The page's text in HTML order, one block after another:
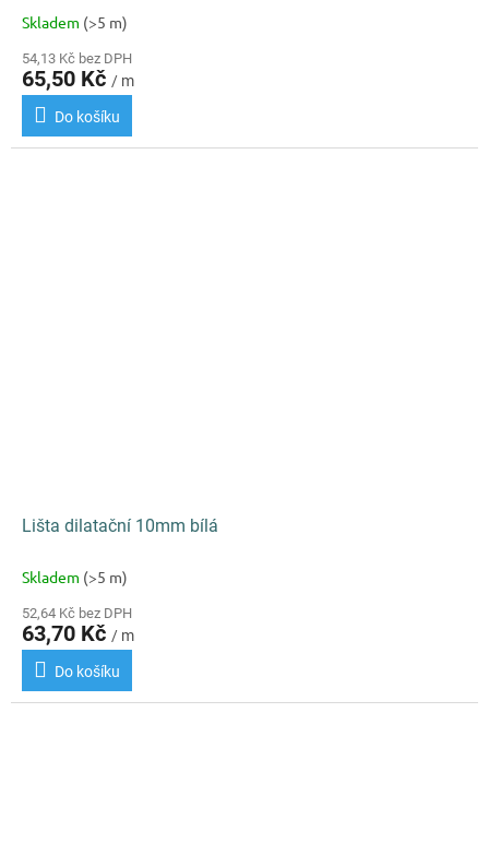
Skladem (>5 m)
54,13 Kč bez DPH
65,50 Kč / m
Do košíku
Lišta dilatační 10mm bílá
Skladem (>5 m)
52,64 Kč bez DPH
63,70 Kč / m
Do košíku